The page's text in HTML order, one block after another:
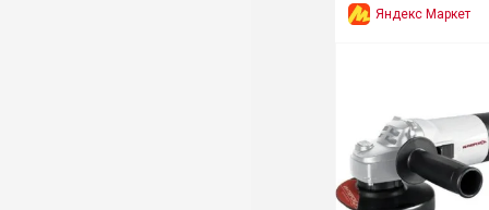
Яндекс Маркет